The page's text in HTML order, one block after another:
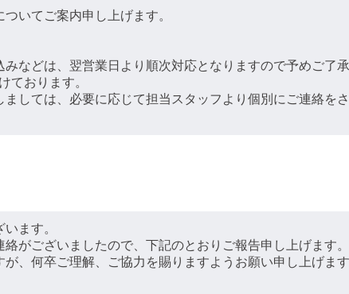
いてご案内申し上げます。
などは、翌営業日より順次対応となりますので予めご了承
ております。
しては、必要に応じて担当スタッフより個別にご連絡を
ます。
がございましたので、下記のとおりご報告申し上げます。
、何卒ご理解、ご協力を賜りますようお願い申し上げます